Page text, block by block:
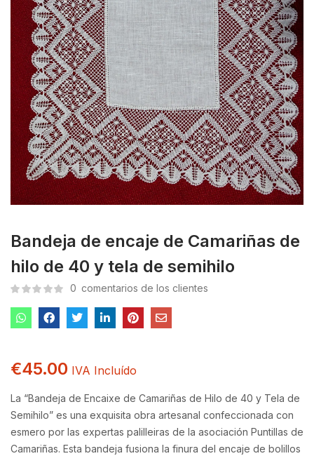
Bandeja de encaje de Camariñas de
hilo de 40 y tela de semihilo
0 comentarios de los clientes
€45.00 IVA Incluído
La “Bandeja de Encaixe de Camariñas de Hilo de 40 y Tela de
Semihilo” es una exquisita obra artesanal confeccionada con
esmero por las expertas palilleiras de la asociación Puntillas de
Camariñas. Esta bandeja fusiona la finura del encaje de bolillos